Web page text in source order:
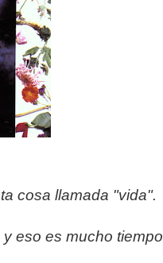
cosa llamada "vida".
eso es mucho tiempo